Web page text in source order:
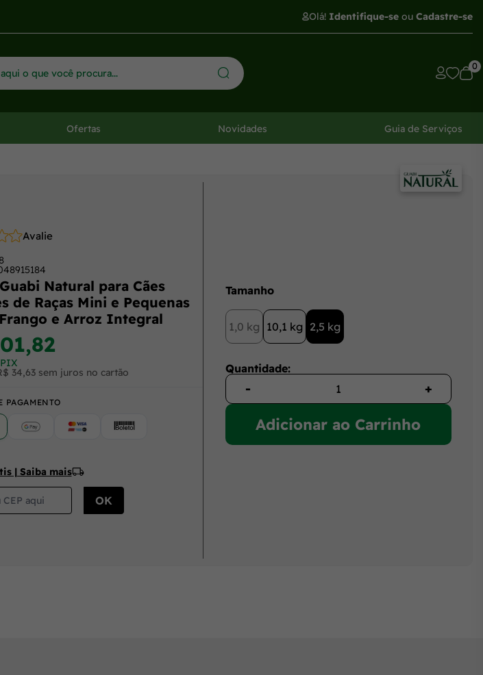
Olá! Identifique-se ou Cadastre-se
0
Ofertas Novidades Guia de Serviços
Avalie
Natural para Cães
de Raças Mini e Pequenas
e Arroz Integral
34,63 sem juros no cartão
PAGAMENTO
Google Pay (Crédito/Débito)
Cartão Boleto
| Saiba mais
Tamanho
1,0 kg 10,1 kg 2,5 kg
Quantidade:
- +
Adicionar ao Carrinho